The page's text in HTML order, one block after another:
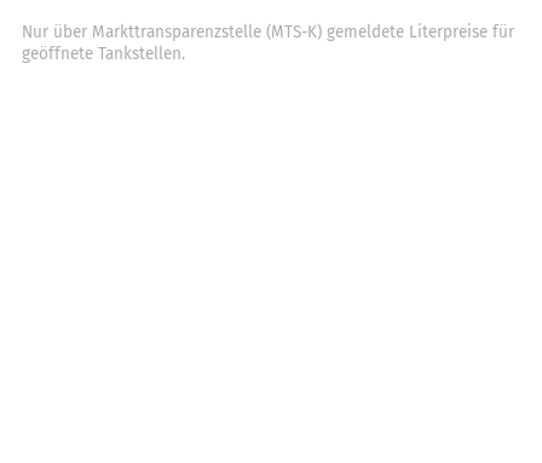
Nur über Markttransparenzstelle (MTS-K) gemeldete Literpreise für
geöffnete Tankstellen.